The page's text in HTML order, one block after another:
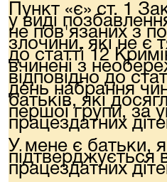
Пункт «є» ст. 1
у виді
не пов'язаних з
злочини, які не є
до статті 12
вчинені з
відповідно до
день набрання
батьків, які
першої групи, за
працездатних
У мене є батьки,
підтверджується
працездатних